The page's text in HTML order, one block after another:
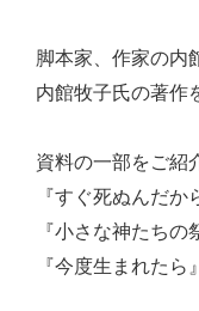
脚本家、作家の内
内館牧子氏の著作
資料の一部をご紹
『すぐ死ぬんだか
『小さな神たちの
『今度生ま